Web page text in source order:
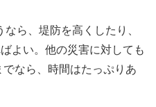
ら、堤防を高くしたり、
よい。他の災害に対しても
なら、時間はたっぷりあ